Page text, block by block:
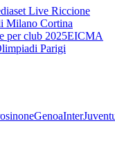
Live Riccione
Milano Cortina
per club 2025EICMA
Parigi
GenoaInter